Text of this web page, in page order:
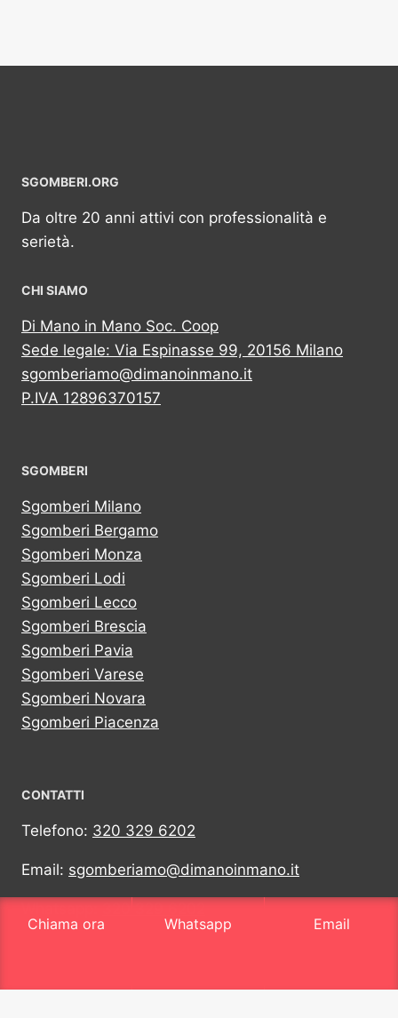
SGOMBERI.ORG
Da oltre 20 anni attivi con professionalità e
serietà.
CHI SIAMO
Di Mano in Mano Soc. Coop
Sede legale: Via Espinasse 99, 20156 Milano
sgomberiamo@dimanoinmano.it
P.IVA 12896370157
SGOMBERI
Sgomberi Milano
Sgomberi Bergamo
Sgomberi Monza
Sgomberi Lodi
Sgomberi Lecco
Sgomberi Brescia
Sgomberi Pavia
Sgomberi Varese
Sgomberi Novara
Sgomberi Piacenza
CONTATTI
Telefono: 320 329 6202
Email: sgomberiamo@dimanoinmano.it
Chiama ora
Whatsapp Email